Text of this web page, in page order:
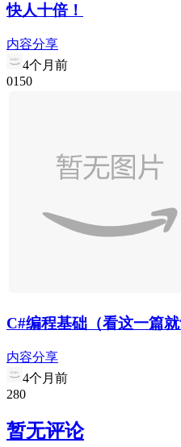
快人十倍！
内容分享
4个月前
0150
C#编程基础（看这一篇就
内容分享
4个月前
280
暂无评论